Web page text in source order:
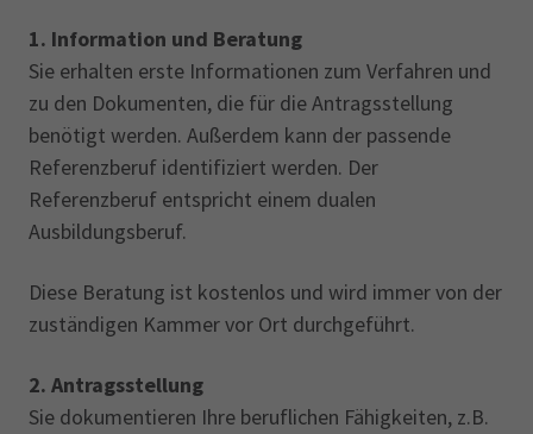
Presse
EN
IHK Akademie
Magazin
1. Information und Beratung
Sie erhalten erste Informationen zum Verfahren und
zu den Dokumenten, die für die Antragsstellung
benötigt werden. Außerdem kann der passende
Referenzberuf identifiziert werden. Der
Referenzberuf entspricht einem dualen
Ausbildungsberuf.
Diese Beratung ist kostenlos und wird immer von der
zuständigen Kammer vor Ort durchgeführt.
2. Antragsstellung
Sie dokumentieren Ihre beruflichen Fähigkeiten, z.B.